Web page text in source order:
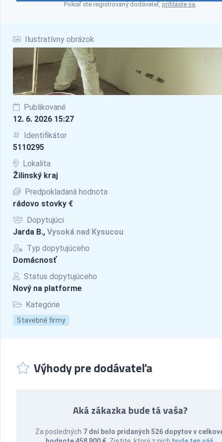
Ilustratívny obrázok
Publikované
12. 6. 2026 15:27
Identifikátor
5110295
Lokalita
Žilinský kraj
Predpokladaná hodnota
rádovo stovky €
Dopytujúci
Jarda B., Vysoká nad Kysucou
Typ dopytujúceho
Domácnosť
Status dopytujúceho
Nový na platforme
Kategórie
Stavebné firmy
Pokiaľ ste registrovaný dodávateľ,prihláste sa.
Výhody pre dodávateľa
Aká zákazka bude tá vaša?
Za posledných 7 dní bolo pridaných 526 dopytov v